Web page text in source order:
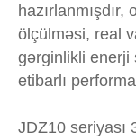
ölçülməsi, real
gərginlikli enerji
etibarlı
JDZ10 seriyası